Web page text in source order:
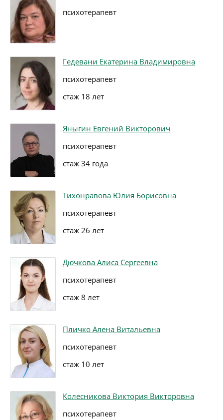
психотерапевт
Гедевани Екатерина Владимировна
психотерапевт
стаж 18 лет
Яныгин Евгений Викторович
психотерапевт
стаж 34 года
Тихонравова Юлия Борисовна
психотерапевт
стаж 26 лет
Дючкова Алиса Сергеевна
психотерапевт
стаж 8 лет
Пличко Алена Витальевна
психотерапевт
стаж 10 лет
Колесникова Виктория Викторовна
психотерапевт